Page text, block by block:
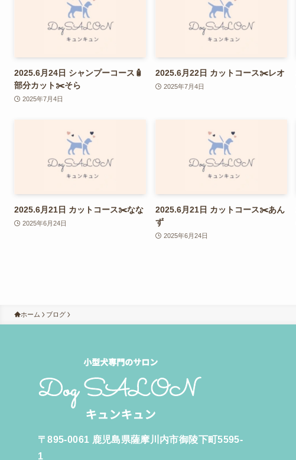
2025.6月24日 シャンプーコース🧴
部分カット✂️そら
2025年7月4日
2025.6月22日 カットコース✂️レオ
2025年7月4日
2025.6月21日 カットコース✂️なな
2025年6月24日
2025.6月21日 カットコース✂️あん
ず
2025年6月24日
ホーム ブログ
〒895-0061 鹿児島県薩摩川内市御陵下町5595-
1